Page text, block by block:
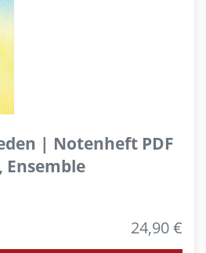
| Notenheft PDF
Ensemble
24,90 €